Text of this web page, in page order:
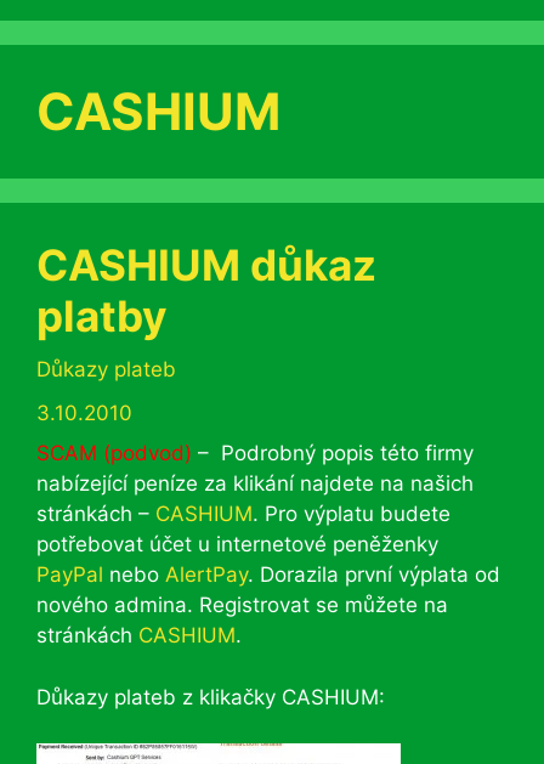
CASHIUM
CASHIUM důkaz
platby
Rubriky
Důkazy plateb
3.10.2010
SCAM (podvod) – Podrobný popis této firmy
nabízející peníze za klikání najdete na našich
stránkách – CASHIUM. Pro výplatu budete
potřebovat účet u internetové peněženky
PayPal nebo AlertPay. Dorazila první výplata od
nového admina. Registrovat se můžete na
stránkách CASHIUM.
Důkazy plateb z klikačky CASHIUM: